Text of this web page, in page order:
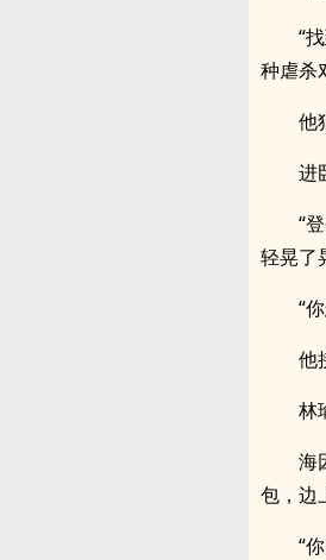
“
种虐杀
他
进
“
轻晃了
“
他
林
海
包，边
“